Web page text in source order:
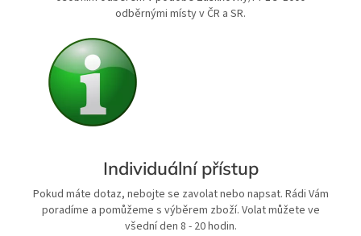
odběrnými místy v ČR a SR.
Individuální přístup
Pokud máte dotaz, nebojte se zavolat nebo napsat. Rádi Vám
poradíme a pomůžeme s výběrem zboží. Volat můžete ve
všední den 8 - 20 hodin.